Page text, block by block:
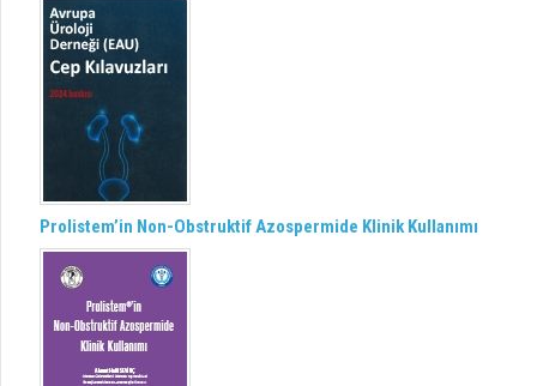
Prolistem’in Non-Obstruktif Azospermide Klinik Kullanımı